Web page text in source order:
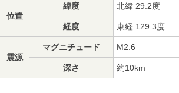
位置
緯度 北緯 29.2度
経度 東経 129.3度
震源
マグニチュード M2.6
深さ 約10km